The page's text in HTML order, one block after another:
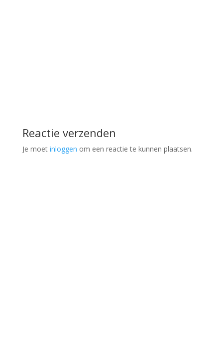
Reactie verzenden
Je moet inloggen om een reactie te kunnen plaatsen.